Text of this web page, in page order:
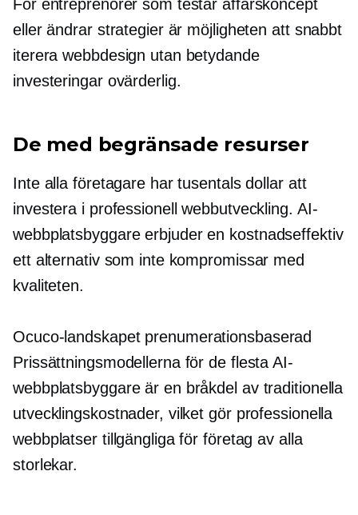
För entreprenörer som testar affärskoncept
eller ändrar strategier är möjligheten att snabbt
iterera webbdesign utan betydande
investeringar ovärderlig.
De med begränsade resurser
Inte alla företagare har tusentals dollar att
investera i professionell webbutveckling. AI-
webbplatsbyggare erbjuder en kostnadseffektiv
ett alternativ som inte kompromissar med
kvaliteten.
Ocuco-landskapet prenumerationsbaserad
Prissättningsmodellerna för de flesta AI-
webbplatsbyggare är en bråkdel av traditionella
utvecklingskostnader, vilket gör professionella
webbplatser tillgängliga för företag av alla
storlekar.